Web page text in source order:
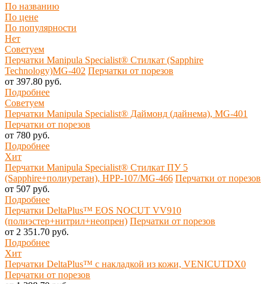
По названию
По цене
По популярности
Нет
Советуем
Перчатки Manipula Specialist® Стилкат (Sapphire
Technology)MG-402 Перчатки от порезов
от 397.80 руб.
Подробнее
Советуем
Перчатки Manipula Specialist® Даймонд (дайнема), MG-401
Перчатки от порезов
от 780 руб.
Подробнее
Хит
Перчатки Manipula Specialist® Стилкат ПУ 5
(Sapphire+полиуретан), HРP-107/MG-466 Перчатки от порезов
от 507 руб.
Подробнее
Перчатки DeltaPlus™ EOS NOCUT VV910
(полиэстер+нитрил+неопрен) Перчатки от порезов
от 2 351.70 руб.
Подробнее
Хит
Перчатки DeltaPlus™ с накладкой из кожи, VENICUTDX0
Перчатки от порезов